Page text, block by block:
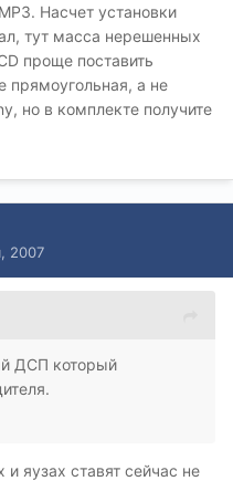
Насчет установки
тут масса нерешенных
проще поставить
прямоугольная, а не
но в комплекте получите
2007
ДСП который
яузах ставят сейчас не